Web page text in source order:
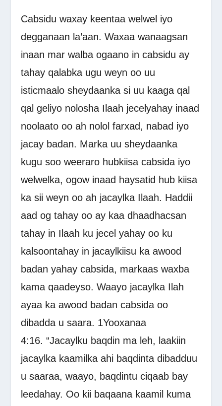
Cabsidu waxay keentaa welwel iyo
degganaan la’aan. Waxaa wanaagsan
inaan mar walba ogaano in cabsidu ay
tahay qalabka ugu weyn oo uu
isticmaalo sheydaanka si uu kaaga qal
qal geliyo nolosha Ilaah jecelyahay inaad
noolaato oo ah nolol farxad, nabad iyo
jacay badan. Marka uu sheydaanka
kugu soo weeraro hubkiisa cabsida iyo
welwelka, ogow inaad haysatid hub kiisa
ka sii weyn oo ah jacaylka Ilaah. Haddii
aad og tahay oo ay kaa dhaadhacsan
tahay in Ilaah ku jecel yahay oo ku
kalsoontahay in jacaylkiisu ka awood
badan yahay cabsida, markaas waxba
kama qaadeyso. Waayo jacaylka Ilah
ayaa ka awood badan cabsida oo
dibadda u saara. 1Yooxanaa
4:16. “Jacaylku baqdin ma leh, laakiin
jacaylka kaamilka ahi baqdinta dibadduu
u saaraa, waayo, baqdintu ciqaab bay
leedahay. Oo kii baqaana kaamil kuma